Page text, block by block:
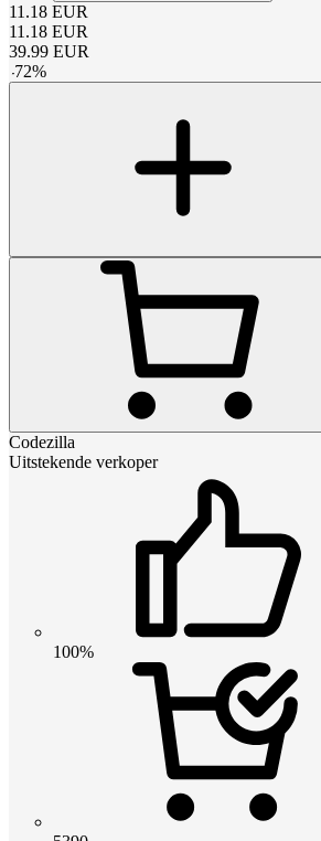
11.18 EUR
11.18 EUR
39.99 EUR
-72%
Codezilla
Uitstekende verkoper
100%